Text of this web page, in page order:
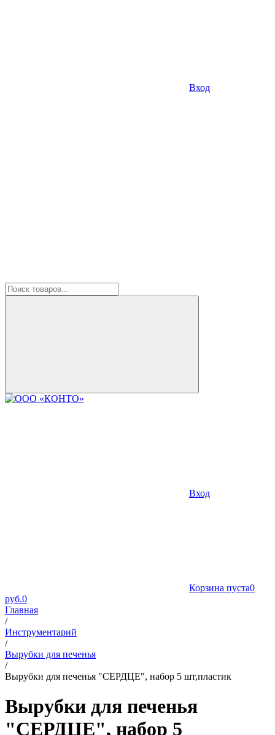
Вход
Вход
Корзина пуста0
руб.0
Главная
/
Инструментарий
/
Вырубки для печенья
/
Вырубки для печенья "СЕРДЦЕ", набор 5 шт,пластик
Вырубки для печенья
"СЕРДЦЕ", набор 5